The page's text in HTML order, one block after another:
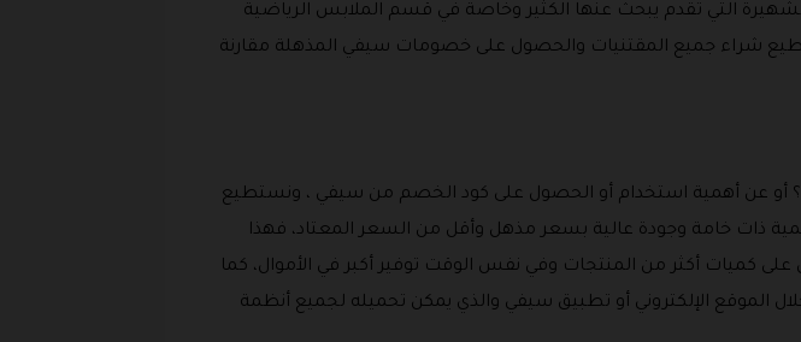
التي تقدم يبحث عنها الكثير وخاصة في قسم الملابس الرياضية
شراء جميع المقتنيات والحصول على خصومات سيفي المذهلة مقارنة
أو عن أهمية استخدام أو الحصول على كود الخصم من سيفي ، ونستطيع
ذات خامة وجودة عالية بسعر مذهل وأقل من السعر المعتاد، فهذا
كميات أكثر من المنتجات وفي نفس الوقت توفير أكبر في الأموال، كما
الإلكتروني أو تطبيق سيفي والذي يمكن تحميله لجميع أنظمة